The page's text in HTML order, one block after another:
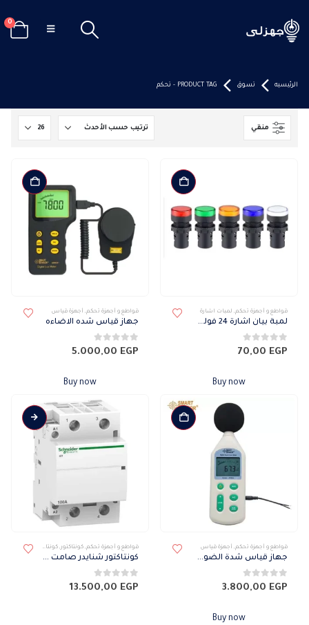
0
الرئيسيه تسوق PRODUCT TAG - تحكم
منقي
قواطع و أجهزة تحكم, لمبات اشارة
لمبة بيان اشارة 24 فولت 22مم
0من 5 70,00 EGP
Buy now
قواطع و أجهزة تحكم, أجهزة قياس
جهاز قياس شده الاضاءه
0من 5 5.000,00 EGP
Buy now
قواطع و أجهزة تحكم, أجهزة قياس
جهاز قياس شدة الضوضاء
0من 5 3.800,00 EGP
Buy now
قواطع و أجهزة تحكم, كونتاكتور , كونتاكتور SCHNEIDER
كونتاكتور شنايدر صامت ثنائي 100 أمبير
0من 5 13.500,00 EGP